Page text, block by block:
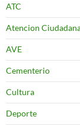
ATC
Atencion
AVE
Cementerio
Cultura
Deporte